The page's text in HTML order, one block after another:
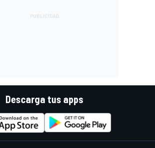
Descarga tus apps